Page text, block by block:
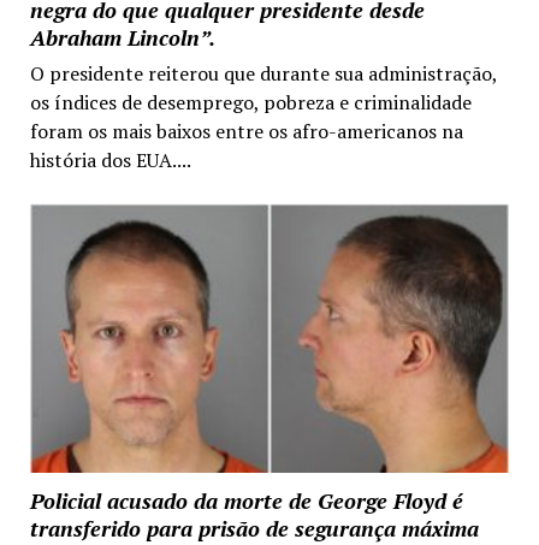
negra do que qualquer presidente desde
Abraham Lincoln”.
O presidente reiterou que durante sua administração,
os índices de desemprego, pobreza e criminalidade
foram os mais baixos entre os afro-americanos na
história dos EUA....
Policial acusado da morte de George Floyd é
transferido para prisão de segurança máxima